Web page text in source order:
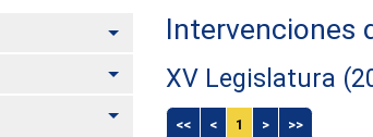
Alternar
Alternar
Alternar
Intervenciones
XV Legislatura
<< < 1 > >>